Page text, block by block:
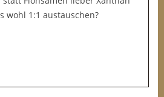
wohl 1:1 austauschen?